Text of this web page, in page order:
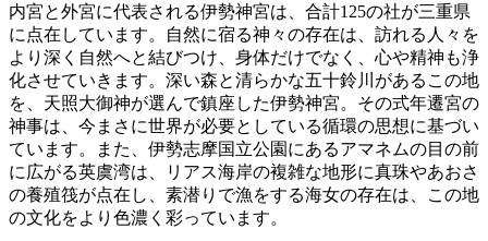
内宮と外宮に代表される伊勢神宮は、合計125の社が三重県
に点在しています。自然に宿る神々の存在は、訪れる人々を
より深く自然へと結びつけ、身体だけでなく、心や精神も浄
化させていきます。深い森と清らかな五十鈴川があるこの地
を、天照大御神が選んで鎮座した伊勢神宮。その式年遷宮の
神事は、今まさに世界が必要としている循環の思想に基づい
ています。また、伊勢志摩国立公園にあるアマネムの目の前
に広がる英虞湾は、リアス海岸の複雑な地形に真珠やあおさ
の養殖筏が点在し、素潜りで漁をする海女の存在は、この地
の文化をより色濃く彩っています。